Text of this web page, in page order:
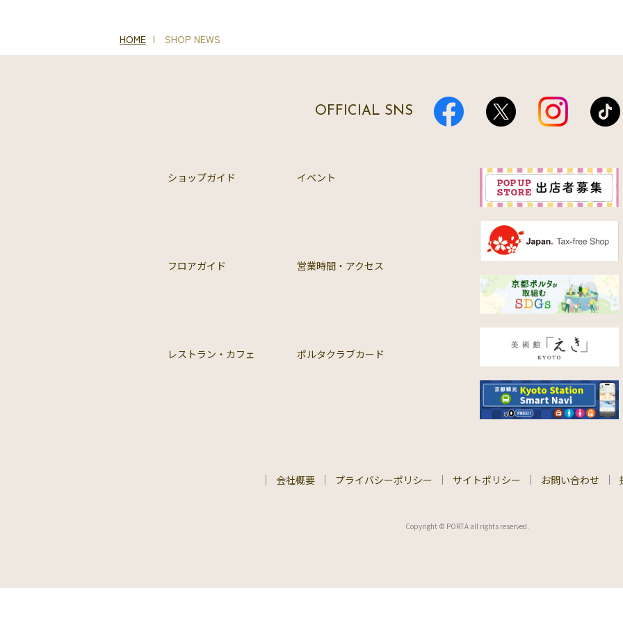
HOME SHOP NEWS
OFFICIAL SNS
ショップガイド イベント
フロアガイド 営業時間・アクセス
レストラン・カフェ ポルタクラブカード
会社概要 プライバシーポリシー サイトポリシー お問い合わせ
Copyright © PORTA all rights reserved.